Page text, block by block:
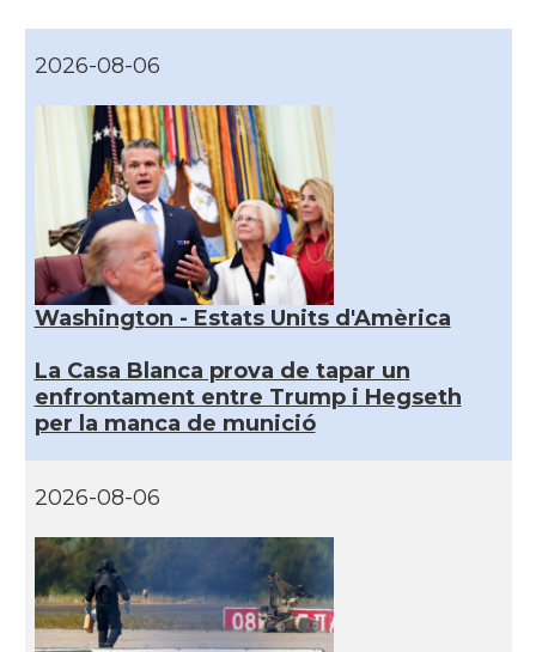
2026-08-06
Washington - Estats Units d'Amèrica
La Casa Blanca prova de tapar un
enfrontament entre Trump i Hegseth
per la manca de munició
2026-08-06